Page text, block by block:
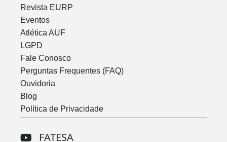
Revista EURP
Eventos
Atlética AUF
LGPD
Fale Conosco
Perguntas Frequentes (FAQ)
Ouvidoria
Blog
Política de Privacidade
FATESA